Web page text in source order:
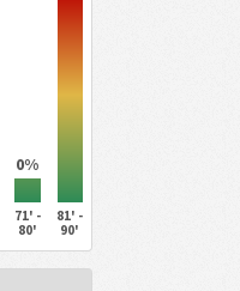
0%
71' -
80'
81' -
90'